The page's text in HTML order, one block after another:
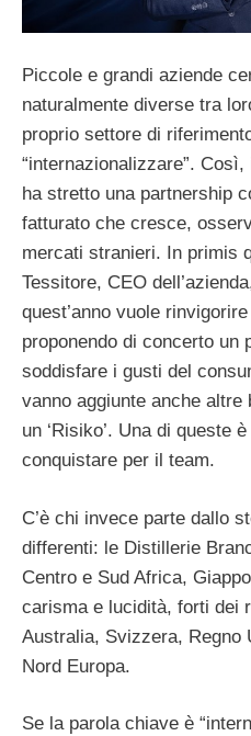
Piccole e grandi aziende
naturalmente diverse tra
proprio settore di
“internazionalizzare”.
ha stretto una partnership
fatturato che cresce,
mercati stranieri. In primis
Tessitore, CEO
quest’anno vuole
proponendo di concerto un
soddisfare i gusti del
vanno aggiunte anche
un ‘Risiko’. Una di queste
conquistare per il team.
C’è chi invece parte dallo
differenti: le Distillerie
Centro e Sud Africa,
carisma e lucidità, forti dei
Australia, Svizzera, Regno
Nord Europa.
Se la parola chiave è